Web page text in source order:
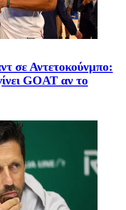
σε Αντετοκούνμπο:
GOAT αν το